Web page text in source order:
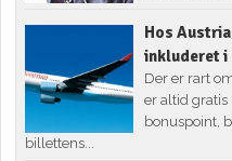
Hos
inkluderet
Der er rart
er altid
bonuspoint,
billettens...